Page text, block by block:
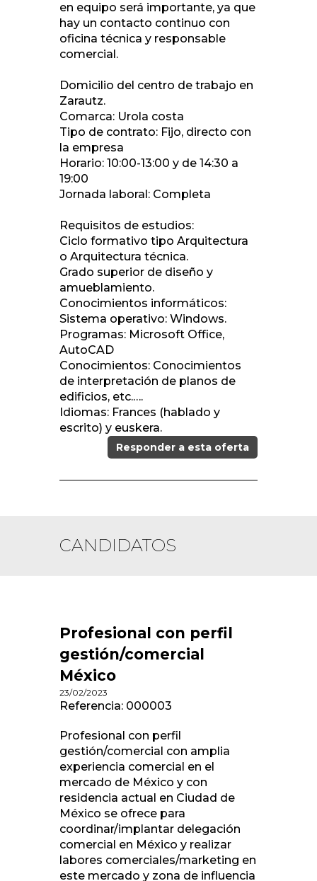
en equipo será importante, ya que
hay un contacto continuo con
oficina técnica y responsable
comercial.
Domicilio del centro de trabajo en
Zarautz.
Comarca: Urola costa
Tipo de contrato: Fijo, directo con
la empresa
Horario: 10:00-13:00 y de 14:30 a
19:00
Jornada laboral: Completa
Requisitos de estudios:
Ciclo formativo tipo Arquitectura
o Arquitectura técnica.
Grado superior de diseño y
amueblamiento.
Conocimientos informáticos:
Sistema operativo: Windows.
Programas: Microsoft Office,
AutoCAD
Conocimientos: Conocimientos
de interpretación de planos de
edificios, etc.….
Idiomas: Frances (hablado y
escrito) y euskera.
Responder a esta oferta
CANDIDATOS
Profesional con perfil
gestión/comercial
México
23/02/2023
Referencia: 000003
Profesional con perfil
gestión/comercial con amplia
experiencia comercial en el
mercado de México y con
residencia actual en Ciudad de
México se ofrece para
coordinar/implantar delegación
comercial en México y realizar
labores comerciales/marketing en
este mercado y zona de influencia